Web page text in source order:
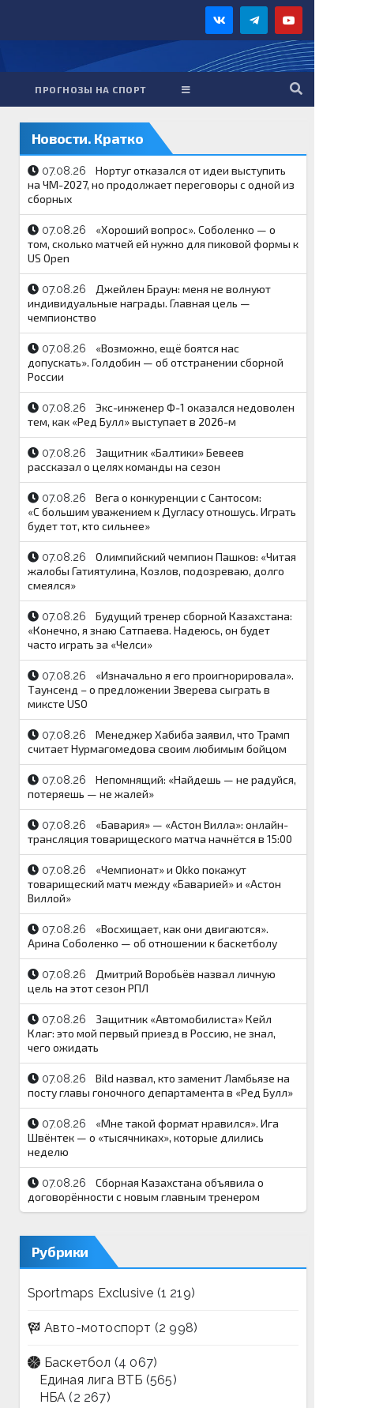
ПРОГНОЗЫ НА СПОРТ
Новости. Кратко
07.08.26
Нортуг отказался от идеи выступить
на ЧМ-2027, но продолжает переговоры с одной из
сборных
07.08.26
«Хороший вопрос». Соболенко — о
том, сколько матчей ей нужно для пиковой формы к
US Open
07.08.26
Джейлен Браун: меня не волнуют
индивидуальные награды. Главная цель —
чемпионство
07.08.26
«Возможно, ещё боятся нас
допускать». Голдобин — об отстранении сборной
России
07.08.26
Экс-инженер Ф-1 оказался недоволен
тем, как «Ред Булл» выступает в 2026-м
07.08.26
Защитник «Балтики» Бевеев
рассказал о целях команды на сезон
07.08.26
Вега о конкуренции с Сантосом:
«С большим уважением к Дугласу отношусь. Играть
будет тот, кто сильнее»
07.08.26
Олимпийский чемпион Пашков: «Читая
жалобы Гатиятулина, Козлов, подозреваю, долго
смеялся»
07.08.26
Будущий тренер сборной Казахстана:
«Конечно, я знаю Сатпаева. Надеюсь, он будет
часто играть за «Челси»
07.08.26
«Изначально я его проигнорировала».
Таунсенд – о предложении Зверева сыграть в
миксте USO
07.08.26
Менеджер Хабиба заявил, что Трамп
считает Нурмагомедова своим любимым бойцом
07.08.26
Непомнящий: «Найдешь — не радуйся,
потеряешь — не жалей»
07.08.26
«Бавария» — «Астон Вилла»: онлайн-
трансляция товарищеского матча начнётся в 15:00
07.08.26
«Чемпионат» и Okko покажут
товарищеский матч между «Баварией» и «Астон
Виллой»
07.08.26
«Восхищает, как они двигаются».
Арина Соболенко — об отношении к баскетболу
07.08.26
Дмитрий Воробьёв назвал личную
цель на этот сезон РПЛ
07.08.26
Защитник «Автомобилиста» Кейл
Клаг: это мой первый приезд в Россию, не знал,
чего ожидать
07.08.26
Bild назвал, кто заменит Ламбьязе на
посту главы гоночного департамента в «Ред Булл»
07.08.26
«Мне такой формат нравился». Ига
Швёнтек — о «тысячниках», которые длились
неделю
07.08.26
Сборная Казахстана объявила о
договорённости с новым главным тренером
Рубрики
Sportmaps Exclusive (1 219)
Авто-мотоспорт (2 998)
Баскетбол (4 067)
Единая лига ВТБ (565)
НБА (2 267)